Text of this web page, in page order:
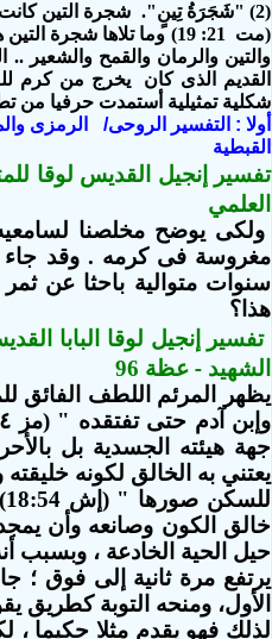
(مت 21: 19) وما تلاها
والتين والرمان والقمح والشعير
القديم الذى كان يخرج من كرم
شكلية تمثيلية أستمدت حرفيا من
أولا : التفسير الروحى/ الرمزى
القبطية
تفسير إنجيل القديس لوقا
العلمي
ولكى يوضح مخلصنا
مغروسة فى كرمه . وقد جاء
سنوات متوالية باحثا عن
هذا؟
تفسير إنجيل لوقا البابا
الشهيد - عظة 96
يظهر المرئم اللطف الفائق
جهة هيئته الجسدية بل
يعتني به الخالق لكونه
خالق الكون وصانعه وأن
حيل الحية الخادعة ، وبسبب
يرتفع مرة ثانية إلى فوق
الأول، ومنحه التوبة كطريق
لذلك فهو يقدم مثلا حكيما ،